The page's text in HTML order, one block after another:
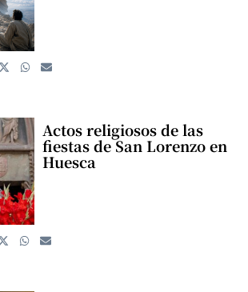
Actos religiosos de las
fiestas de San Lorenzo en
Huesca